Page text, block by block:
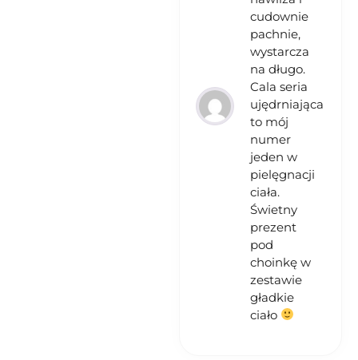
cudownie
pachnie,
wystarcza
na długo.
Cala seria
ujędrniająca
to mój
numer
jeden w
pielęgnacji
ciała.
Świetny
prezent
pod
choinkę w
zestawie
gładkie
ciało